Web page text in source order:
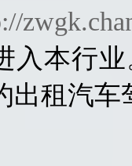
入本行
出租汽车